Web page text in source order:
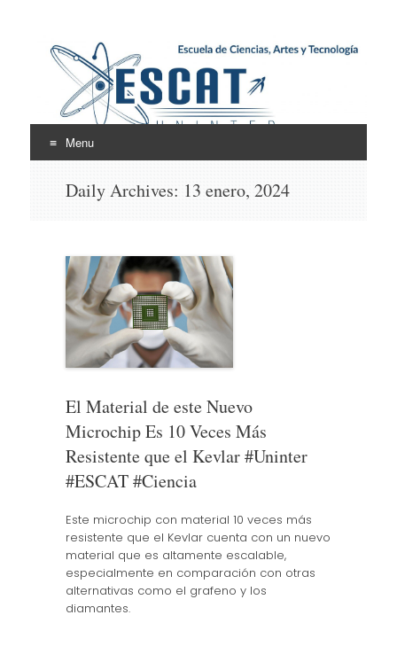
Escuela de Ciencias,
Artes y Tecnología
ESCAT
Menu
Daily Archives: 13 enero, 2024
El Material de este Nuevo
Microchip Es 10 Veces Más
Resistente que el Kevlar #Uninter
#ESCAT #Ciencia
Este microchip con material 10 veces más
resistente que el Kevlar cuenta con un nuevo
material que es altamente escalable,
especialmente en comparación con otras
alternativas como el grafeno y los
diamantes.